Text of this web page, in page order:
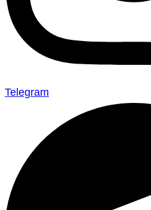
Telegram